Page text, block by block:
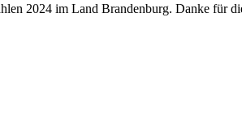
2024 im Land Brandenburg. Danke für